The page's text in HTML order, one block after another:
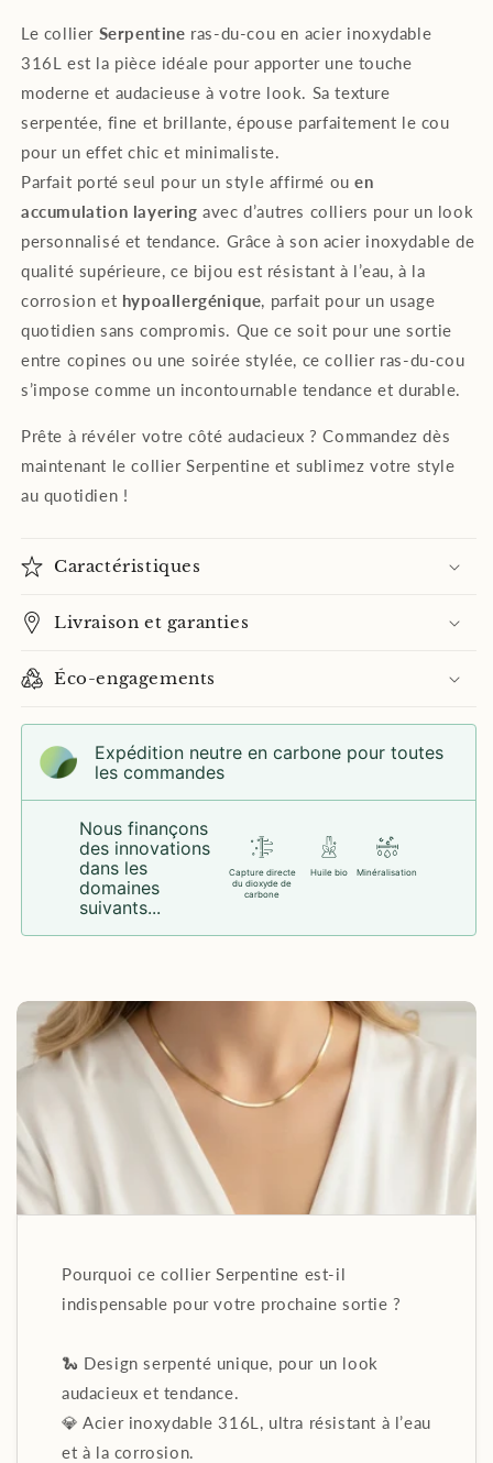
Le collier Serpentine ras-du-cou en acier inoxydable
316L est la pièce idéale pour apporter une touche
moderne et audacieuse à votre look. Sa texture
serpentée, fine et brillante, épouse parfaitement le cou
pour un effet chic et minimaliste.
Parfait porté seul pour un style affirmé ouen
accumulation layering avec d’autres colliers pour un look
personnalisé et tendance. Grâce à son acier inoxydable de
qualité supérieure, ce bijou est résistant à l’eau, à la
corrosion et hypoallergénique , parfait pour un usage
quotidien sans compromis. Que ce soit pour une sortie
entre copines ou une soirée stylée, ce collier ras-du-cou
s’impose comme un incontournable tendance et durable.
Prête à révéler votre côté audacieux ? Commandez dès
maintenant le collier Serpentine et sublimez votre style
au quotidien !
Caractéristiques
Livraison et garanties
Éco-engagements
Expédition neutre en carbone pour toutes
les commandes
Nous finançons
des innovations
dans les
domaines
suivants...
Capture directe
du dioxyde de
carbone
Huile bio Minéralisation
Pourquoi ce collier Serpentine est-il
indispensable pour votre prochaine sortie ?
🐍 Design serpenté unique, pour un look
audacieux et tendance.
💎 Acier inoxydable 316L, ultra résistant à l’eau
et à la corrosion.